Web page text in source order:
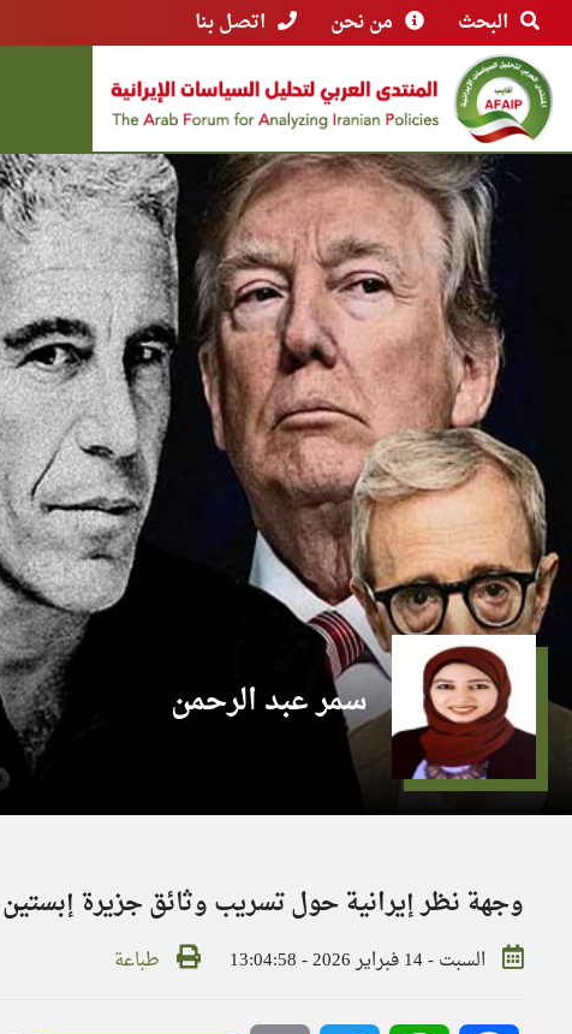
البحث من نحن اتصل بنا
سمر عبد الرحمن
وجهة نظر إيرانية حول تسريب وثائق جزيرة إبستين
السبت - 14 فبراير 2026 - 13:04:58 طباعة